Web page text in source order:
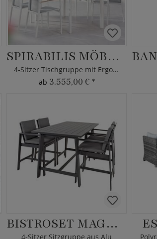
SPIRABILIS MÖBEL-SET
4-Sitzer Tischgruppe mit Ergotex
ab 3.555,00 € *
BISTROSET MAGGIE
4-Sitzer Sitzgruppe aus Alu